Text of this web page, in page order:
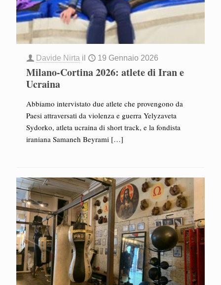
Davide Nirta il 19 Gennaio 2026
Milano-Cortina 2026: atlete di Iran e
Ucraina
Abbiamo intervistato due atlete che provengono da
Paesi attraversati da violenza e guerra Yelyzaveta
Sydorko, atleta ucraina di short track, e la fondista
iraniana Samaneh Beyrami […]